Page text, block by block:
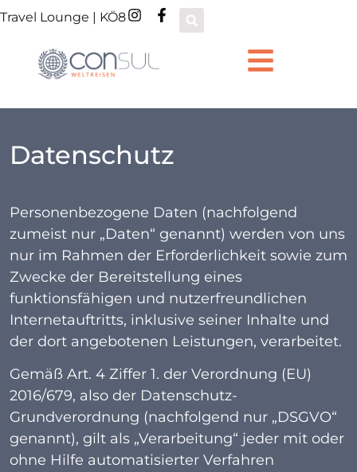
Travel Lounge | KÖ8
Datenschutz
Personenbezogene Daten (nachfolgend
zumeist nur „Daten“ genannt) werden von uns
nur im Rahmen der Erforderlichkeit sowie zum
Zwecke der Bereitstellung eines
funktionsfähigen und nutzerfreundlichen
Internetauftritts, inklusive seiner Inhalte und
der dort angebotenen Leistungen, verarbeitet.
Gemäß Art. 4 Ziffer 1. der Verordnung (EU)
2016/679, also der Datenschutz-
Grundverordnung (nachfolgend nur „DSGVO“
genannt), gilt als „Verarbeitung“ jeder mit oder
ohne Hilfe automatisierter Verfahren